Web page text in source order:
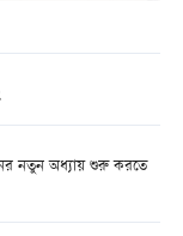
নতুন অধ্যায় শুরু করতে